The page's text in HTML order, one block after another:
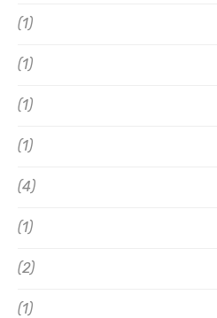
(1)
(1)
(1)
(1)
(4)
(1)
(2)
(1)